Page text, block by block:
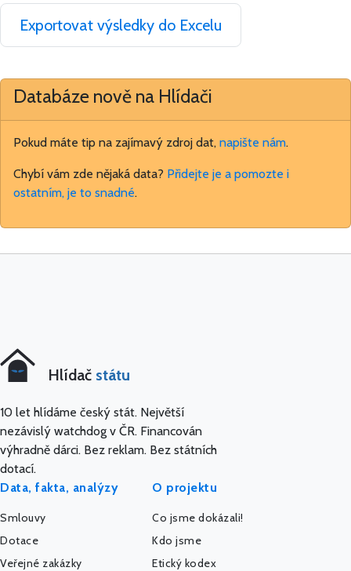
Exportovat výsledky do Excelu
Databáze nově na Hlídači
Pokud máte tip na zajímavý zdroj dat, napište nám.
Chybí vám zde nějaká data? Přidejte je a pomozte i
ostatním, je to snadné.
Hlídač státu
10 let hlídáme český stát. Největší
nezávislý watchdog v ČR. Financován
výhradně dárci. Bez reklam. Bez státních
dotací.
Data, fakta, analýzy
Smlouvy
Dotace
Veřejné zakázky
O projektu
Co jsme dokázali!
Kdo jsme
Etický kodex